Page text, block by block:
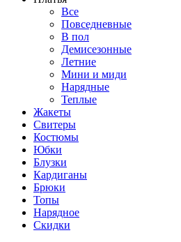
Все
Повседневные
В пол
Демисезонные
Летние
Мини и миди
Нарядные
Теплые
Жакеты
Свитеры
Костюмы
Юбки
Блузки
Кардиганы
Брюки
Топы
Нарядное
Скидки